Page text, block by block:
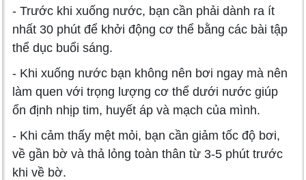
- Trước khi xuống nước, bạn cần phải dành ra ít
nhất 30 phút để khởi động cơ thể bằng các bài tập
thể dục buổi sáng.
- Khi xuống nước bạn không nên bơi ngay mà nên
làm quen với trọng lượng cơ thể dưới nước giúp
ổn định nhịp tim, huyết áp và mạch của mình.
- Khi cảm thấy mệt mỏi, bạn cần giảm tốc độ bơi,
về gần bờ và thả lỏng toàn thân từ 3-5 phút trước
khi về bờ.